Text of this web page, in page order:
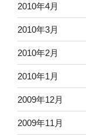
2010年4月
2010年3月
2010年2月
2010年1月
2009年12月
2009年11月